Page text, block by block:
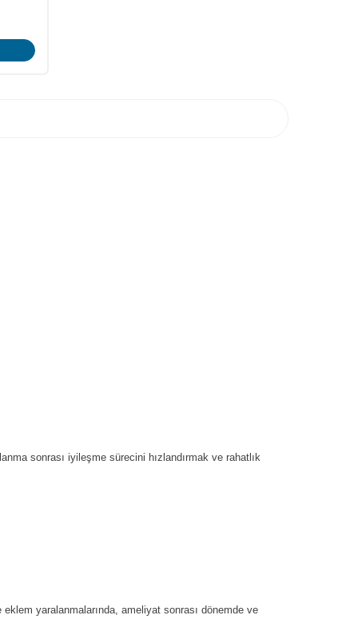
sonrası iyileşme sürecini hızlandırmak ve rahatlık
yaralanmalarında, ameliyat sonrası dönemde ve